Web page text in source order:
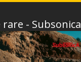
- Subsonica